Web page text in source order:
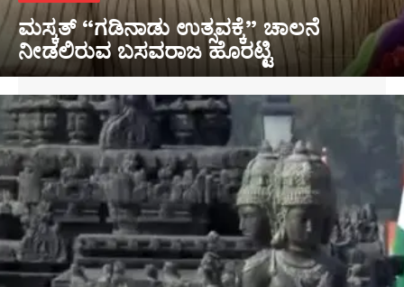
ಮಸ್ಕತ್ “ಗಡಿನಾಡು ಉತ್ಸವಕ್ಕೆ” ಚಾಲನೆ
ನೀಡಲಿರುವ ಬಸವರಾಜ ಹೊರಟ್ಟಿ